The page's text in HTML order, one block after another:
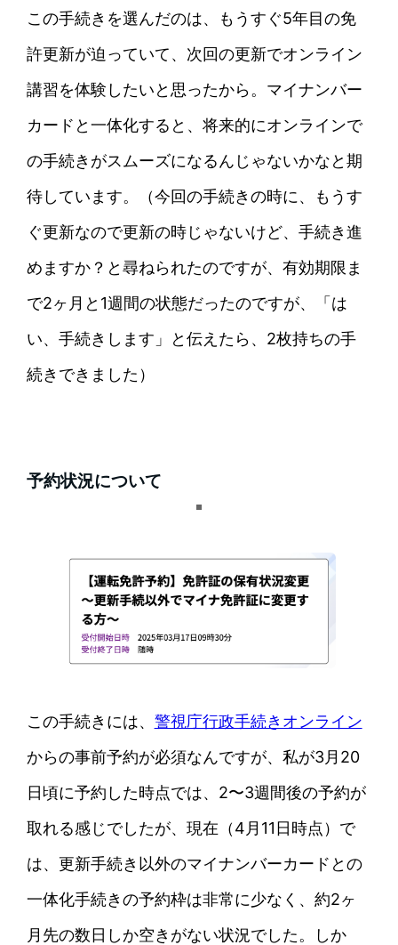
この手続きを選んだのは、もうすぐ5年目の免
許更新が迫っていて、次回の更新でオンライン
講習を体験したいと思ったから。マイナンバー
カードと一体化すると、将来的にオンラインで
の手続きがスムーズになるんじゃないかなと期
待しています。（今回の手続きの時に、もうす
ぐ更新なので更新の時じゃないけど、手続き進
めますか？と尋ねられたのですが、有効期限ま
で2ヶ月と1週間の状態だったのですが、「は
い、手続きします」と伝えたら、2枚持ちの手
続きできました）
予約状況について
この手続きには、 警視庁行政手続きオンライン
からの事前予約が必須なんですが、私が3月20
日頃に予約した時点では、2〜3週間後の予約が
取れる感じでしたが、現在（4月11日時点）で
は、更新手続き以外のマイナンバーカードとの
一体化手続きの予約枠は非常に少なく、約2ヶ
月先の数日しか空きがない状況でした。しか